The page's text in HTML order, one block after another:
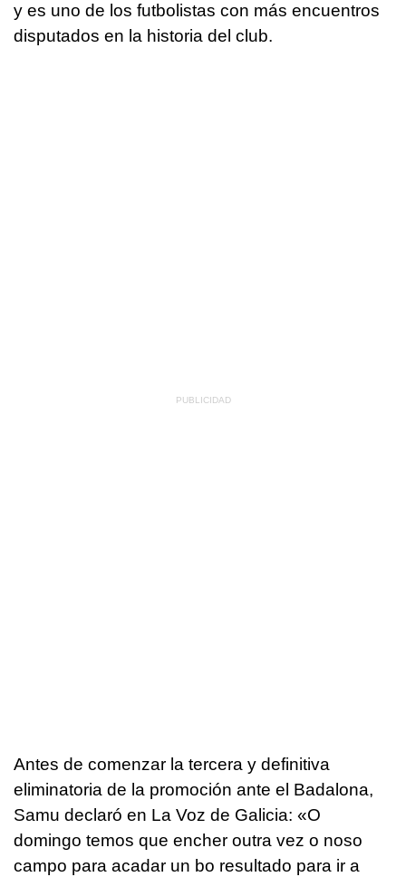
y es uno de los futbolistas con más encuentros
disputados en la historia del club.
Antes de comenzar la tercera y definitiva
eliminatoria de la promoción ante el Badalona,
Samu declaró en La Voz de Galicia: «O
domingo temos que encher outra vez o noso
campo para acadar un bo resultado para ir a